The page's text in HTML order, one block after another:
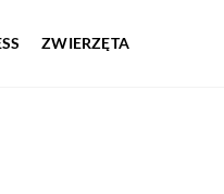
ZWIERZĘTA